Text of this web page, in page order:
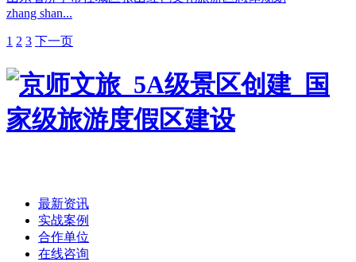
zhang shan...
1 2 3 下一页
最新资讯
实战案例
合作单位
在线咨询